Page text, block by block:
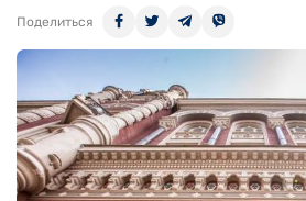
Поделиться